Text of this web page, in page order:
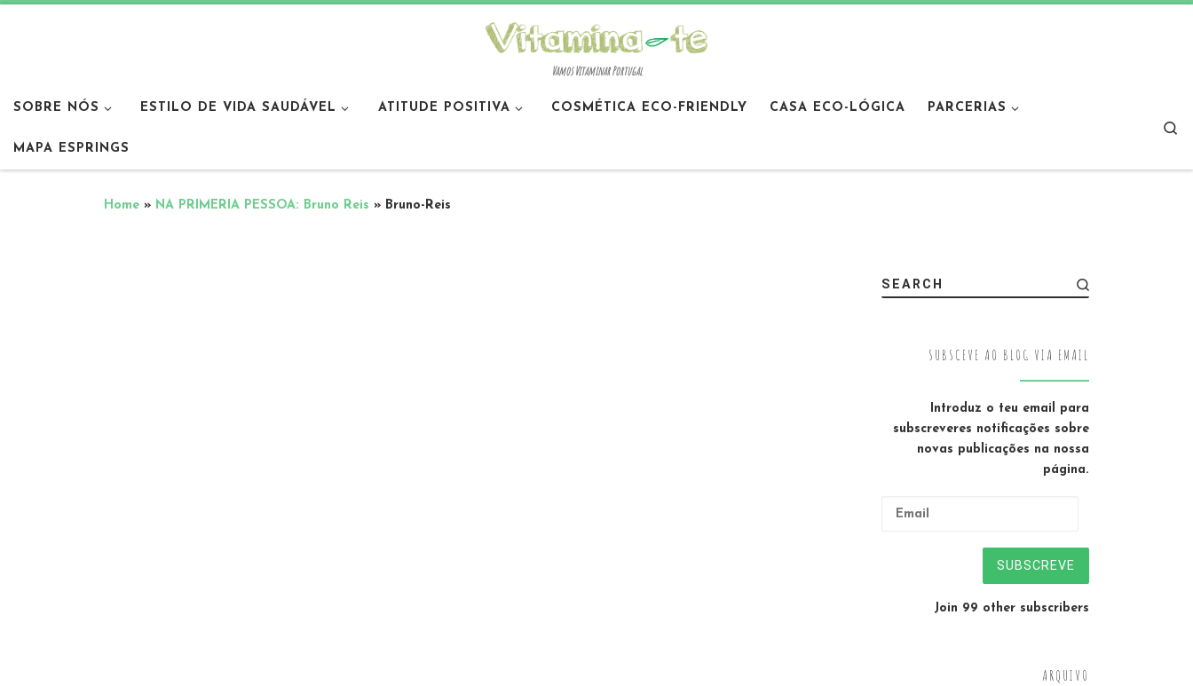
Vamos Vitaminar Portugal
SOBRE NÓS ESTILO DE VIDA SAUDÁVEL ATITUDE POSITIVA COSMÉTICA ECO-FRIENDLY CASA ECO-LÓGICA PARCERIAS
MAPA ESPRINGS
Home » NA PRIMERIA PESSOA: Bruno Reis » Bruno-Reis
SEARCH
SUBSCEVE AO BLOG VIA EMAIL
Introduz o teu email para
subscreveres notificações sobre
novas publicações na nossa
página.
SUBSCREVE
Join 99 other subscribers
ARQUIVO